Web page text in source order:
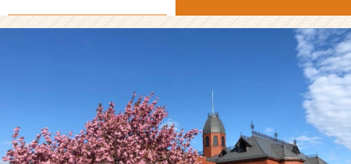
場
ぜ
イ
マ
ジ
ナ